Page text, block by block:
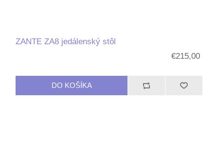
ZANTE ZA8 jedálenský stôl
€215,00